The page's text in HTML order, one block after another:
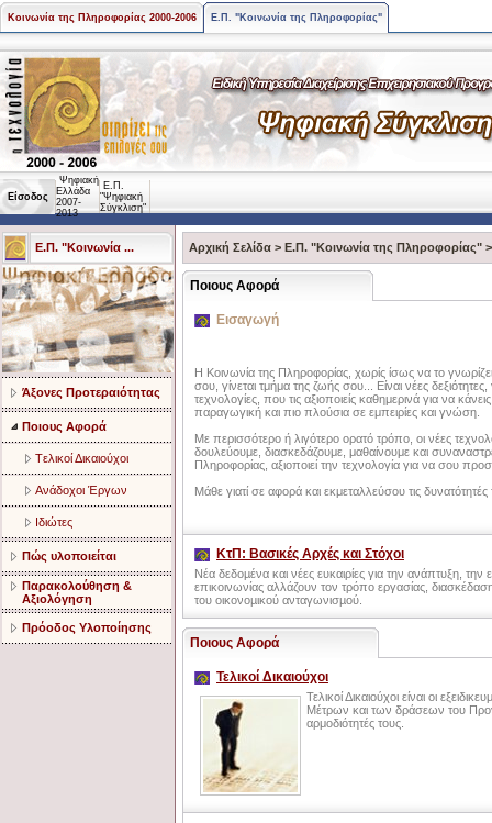
Κοινωνία της Πληροφορίας 2000-2006 Ε.Π. "Κοινωνία της Πληροφορίας"
Είσοδος
Ψηφιακή
Ελλάδα
2007-
2013
Ε.Π.
"Ψηφιακή
Σύγκλιση"
Ε.Π. "Κοινωνία ...
Άξονες Προτεραιότητας
Ποιους Αφορά
Tελικοί Δικαιούχοι
Ανάδοχοι Έργων
Ιδιώτες
Πώς υλοποιείται
Παρακολούθηση &
Αξιολόγηση
Πρόοδος Υλοποίησης
Αρχική Σελίδα > Ε.Π. "Κοινωνία της Πληροφορίας"
Ποιους Αφορά
Εισαγωγή
Η Κοινωνία της Πληροφορίας, χωρίς ίσως να το
σου, γίνεται τμήμα της ζωής σου... Είναι νέες
τεχνολογίες, που τις αξιοποιείς καθημερινά για να
παραγωγική και πιο πλούσια σε εμπειρίες και γνώση.
Με περισσότερο ή λιγότερο ορατό τρόπο, οι νέες
δουλεύουμε, διασκεδάζουμε, μαθαίνουμε και
Πληροφορίας, αξιοποιεί την τεχνολογία για να σου
Μάθε γιατί σε αφορά και εκμεταλλεύσου τις δυνατότητές
ΚτΠ: Βασικές Αρχές και Στόχοι
Νέα δεδοµένα και νέες ευκαιρίες για την ανάπτυξη,
επικοινωνίας αλλάζουν τον τρόπο εργασίας,
του οικονοµικού ανταγωνισµού.
Ποιους Αφορά
Τελικοί Δικαιούχοι
Τελικοί Δικαιούχοι είναι οι
Μέτρων και των δράσεων του
αρμοδιότητές τους.